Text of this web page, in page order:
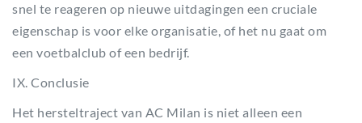
snel te reageren op nieuwe uitdagingen een cruciale
eigenschap is voor elke organisatie, of het nu gaat om
een voetbalclub of een bedrijf.
IX. Conclusie
Het hersteltraject van AC Milan is niet alleen een